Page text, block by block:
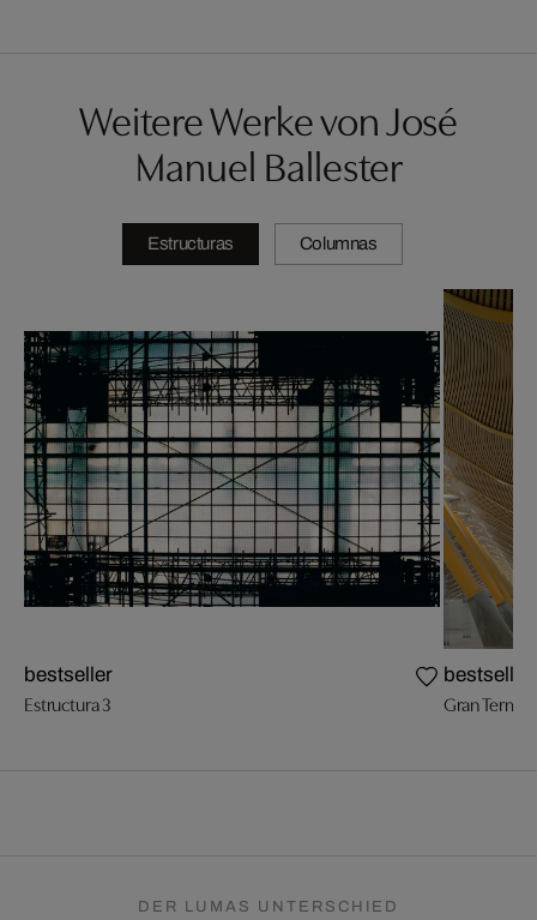
Weitere Werke von José
Manuel Ballester
Estructuras Columnas
bestseller
Estructura 3
bestseller
Gran
DER LUMAS UNTERSCHIED